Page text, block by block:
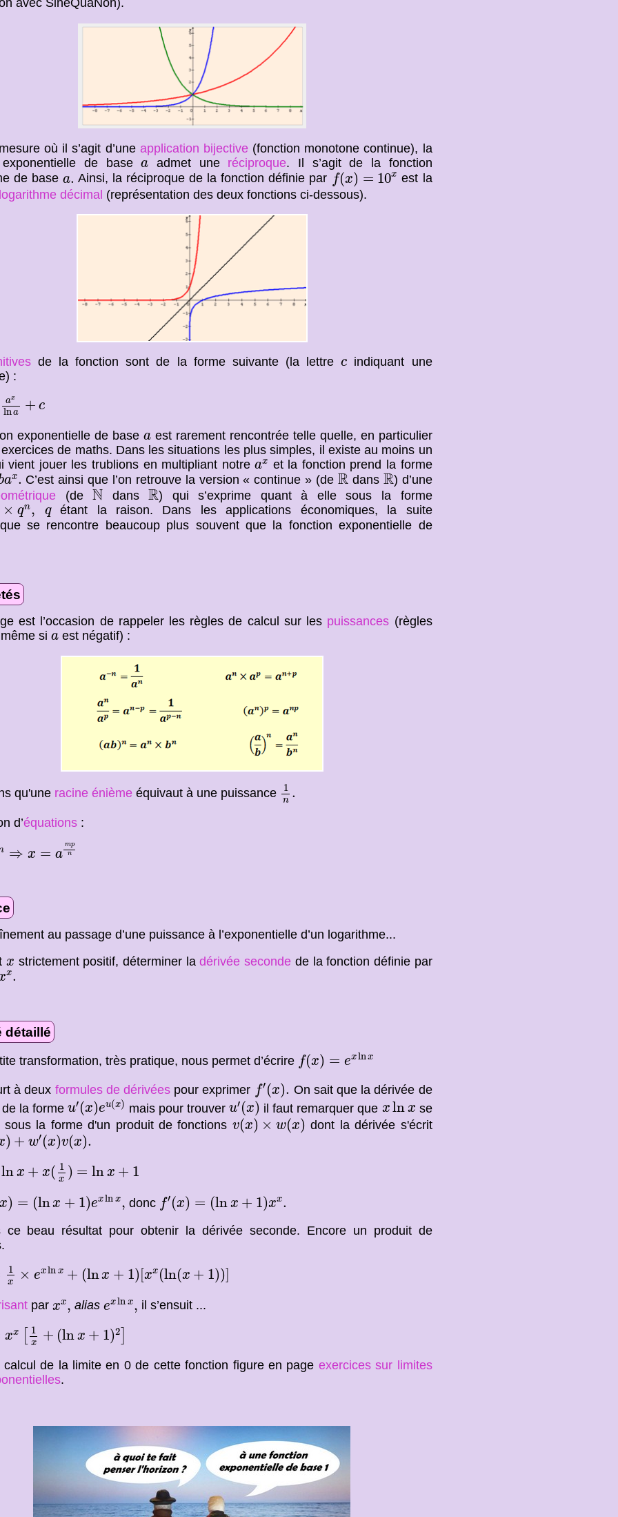
où il s’agit d’une application bijective(fonction monotone continue), la
exponentielle de basea
a admet une réciproque. Il s’agit de la fonction
de base a.
a Ainsi, la réciproque de la fonction définie par f(x) = 10x
f(x )=10x
est la
logarithme décimal (représentation des deux fonctions ci-dessous).
de la fonction sont de la forme suivante (la lettrec
c indiquant une
:
ax
lna + c
lna
exponentielle de base a
aest rarement rencontrée telle quelle, en particulier
de maths. Dans les situations les plus simples, il existe au moins un
vient jouer les trublions en multipliant notreax
axet la fonction prend la forme
ax. C’est ainsi que l’on retrouve la version « continue » (de R
Rdans R
R) d’une
(deN
N dansR
R) qui s’exprime quant à elle sous la forme
× qn,
qn, q
qétant la raison. Dans les applications économiques, la suite
se rencontre beaucoup plus souvent que la fonction exponentielle de
est l’occasion de rappeler les règles de calcul sur les puissances (règles
si a
aest négatif) :
qu'une racine énièmeéquivaut à une puissance 1
n .
1
d’équations:
⇒ x = a
mp
n
n
au passage d’une puissance à l’exponentielle d’un logarithme...
x
x strictement positif, déterminer ladérivée seconde de la fonction définie par
x.
détaillé
transformation, très pratique, nous permet d’écrire f(x) = exlnx
(x = lnx
à deux formules de dérivéespour exprimer f′(x).
′(x .
On sait que la dérivée de
la forme u′(x)eu(x)
u′(x)e u(x)
mais pour trouveru′(x)
′(x ) il faut remarquer que x ln x
xlnx
se
sous la forme d'un produit de fonctions v(x) × w(x)
v (x)×w(x)
dont la dérivée s'écrit
) + w′(x)v(x).
)+w′( x)v(x).
ln x + x( 1
x ) = ln x + 1
x = lnx 1
x) = (lnx + 1)exln x,
= x+ x lnx ,
donc f′(x) = (ln x + 1)xx.
′(x = x+ x
ce beau résultat pour obtenir la dérivée seconde. Encore un produit de
1
x × exln x + (lnx + 1)[xx (ln(x + 1))]
×e x+( ln +1 ln( x +1)
par xx,
x alias exln x,
exlnx ,
il s’ensuit ...
xx 1
x + (ln x + 1)2
x + (ln +1
calcul de la limite en 0 de cette fonction figure en page exercices sur limites
.